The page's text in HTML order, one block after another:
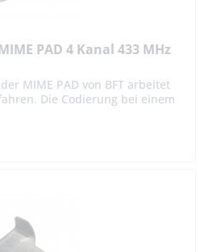
PAD 4 Kanal 433 MHz
MIME PAD von BFT arbeitet
Die Codierung bei einem